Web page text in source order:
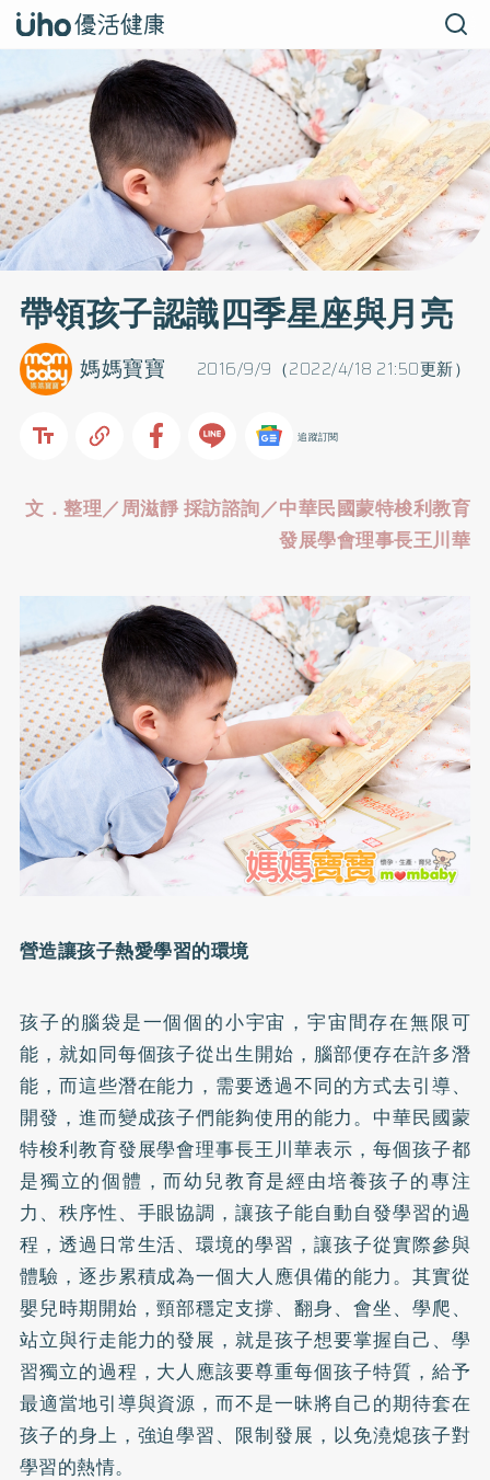
帶領孩子認識四季星座與月亮
2016/9/9（2022/4/18 21:50更新）
媽媽寶寶
追蹤訂閱
文．整理／周滋靜 採訪諮詢／中華民國蒙特梭利教育
發展學會理事長王川華
營造讓孩子熱愛學習的環境
孩子的腦袋是一個個的小宇宙，宇宙間存在無限可
能，就如同每個孩子從出生開始，腦部便存在許多潛
能，而這些潛在能力，需要透過不同的方式去引導、
開發，進而變成孩子們能夠使用的能力。中華民國蒙
特梭利教育發展學會理事長王川華表示，每個孩子都
是獨立的個體，而幼兒教育是經由培養孩子的專注
力、秩序性、手眼協調，讓孩子能自動自發學習的過
程，透過日常生活、環境的學習，讓孩子從實際參與
體驗，逐步累積成為一個大人應俱備的能力。其實從
嬰兒時期開始，頸部穩定支撐、翻身、會坐、學爬、
站立與行走能力的發展，就是孩子想要掌握自己、學
習獨立的過程，大人應該要尊重每個孩子特質，給予
最適當地引導與資源，而不是一昧將自己的期待套在
孩子的身上，強迫學習、限制發展，以免澆熄孩子對
學習的熱情。